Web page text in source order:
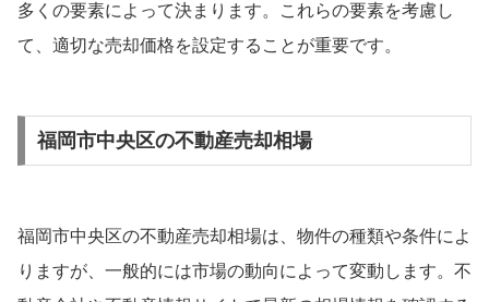
多くの要素によって決まります。これらの要素を考慮し
て、適切な売却価格を設定することが重要です。
福岡市中央区の不動産売却相場
福岡市中央区の不動産売却相場は、物件の種類や条件によ
りますが、一般的には市場の動向によって変動します。不